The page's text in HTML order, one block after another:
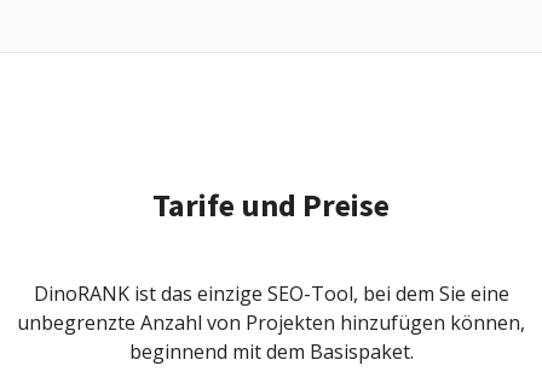
Tarife und Preise
DinoRANK ist das einzige SEO-Tool, bei dem Sie eine
unbegrenzte Anzahl von Projekten hinzufügen können,
beginnend mit dem Basispaket.